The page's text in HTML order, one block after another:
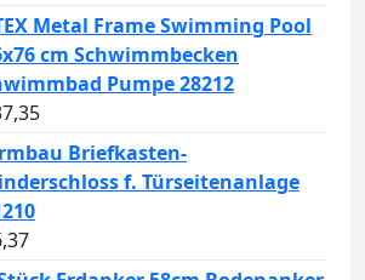
Metal Frame Swimming Pool
cm Schwimmbecken
Pumpe 28212
Briefkasten-
f. Türseitenanlage